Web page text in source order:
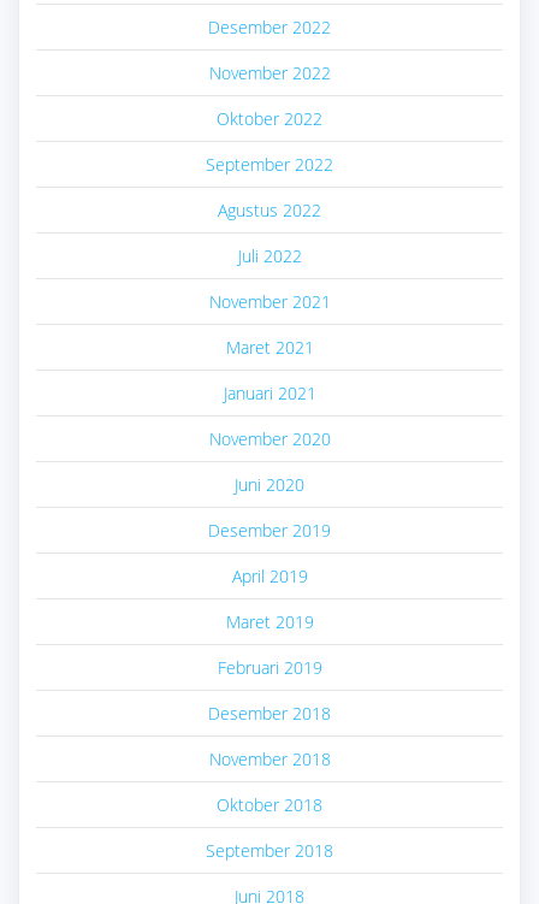
Desember 2022
November 2022
Oktober 2022
September 2022
Agustus 2022
Juli 2022
November 2021
Maret 2021
Januari 2021
November 2020
Juni 2020
Desember 2019
April 2019
Maret 2019
Februari 2019
Desember 2018
November 2018
Oktober 2018
September 2018
Juni 2018